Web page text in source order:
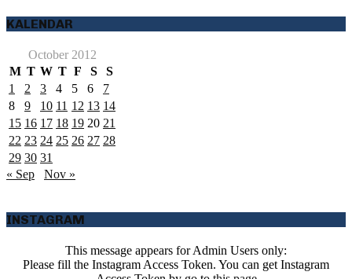
KALENDAR
October 2012
M T W T F S
S
1
2 3 4 5 6
7
8
9 10 11 12 13 14
15 16 17 18 19 20 21
22 23 24 25 26 27 28
29 30 31
« Sep
Nov »
INSTAGRAM
This message appears for Admin Users only:
Please fill the Instagram Access Token. You can get Instagram